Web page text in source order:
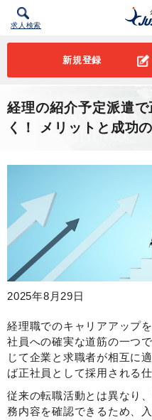
求人検索
新規登録
経理の紹介予定派遣
く！ メリットと成功
2025年8月29日
経理職でのキャリアアップ
社員への確実な道筋の一つ
じて企業と求職者が相互に
ば正社員として採用される仕
従来の転職活動とは異なり
務内容を確認できるため、